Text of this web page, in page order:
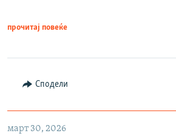
прочитај повеќе
Сподели
март 30, 2026